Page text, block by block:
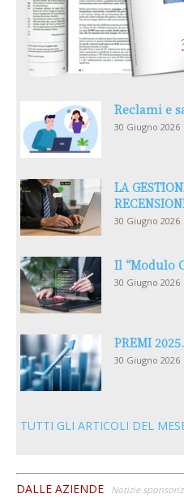
Reclami e
30 Giugno 2026
LA
30 Giugno 2026
Il “Modulo
30 Giugno 2026
PREMI
30 Giugno 2026
TUTTI GLI ARTICOLI DEL
DALLE AZIENDE Notizie